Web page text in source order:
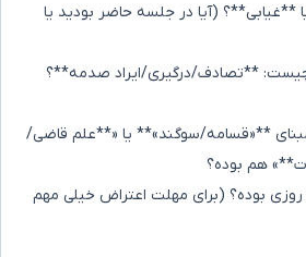
**غیابی**؟ (آیا در جلسه حاضر بودید یا
**تصادف/درگیری/ایراد صدمه**؟
**«قسامه/سوگند»** یا «**علم قاضی/
هم بوده؟
روزی بوده؟ (برای مهلت اعتراض خیلی مهم